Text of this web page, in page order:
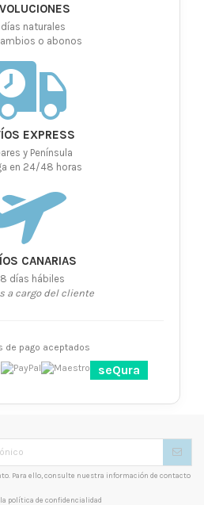
días naturales
o abonos
EXPRESS
y Península
en 24/48 horas
CANARIAS
días hábiles
a cargo del cliente
de pago aceptados
seQura
Para ello, consulte nuestra información de contacto
política de confidencialidad